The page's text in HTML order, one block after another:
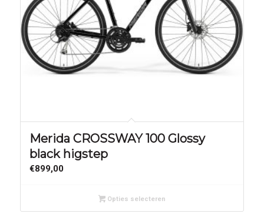
Merida CROSSWAY 100 Glossy
black higstep
€899,00
Opties selecteren